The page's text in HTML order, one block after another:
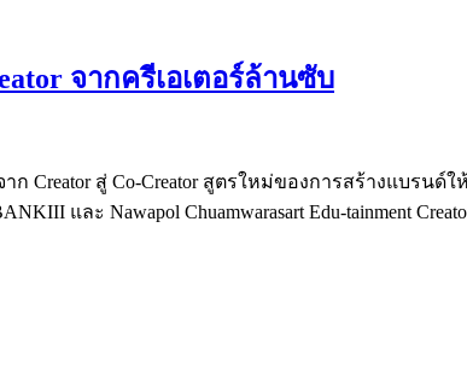
จากครีเอเตอร์ล้านซับ
จาก Creator สู่ Co-Creator สูตรใหม่ของการสร้างแบรนด์
และ Nawapol Chuamwarasart Edu-tainment